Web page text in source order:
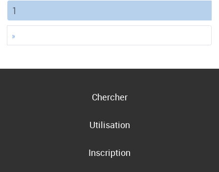
1
»
Chercher
Utilisation
Inscription